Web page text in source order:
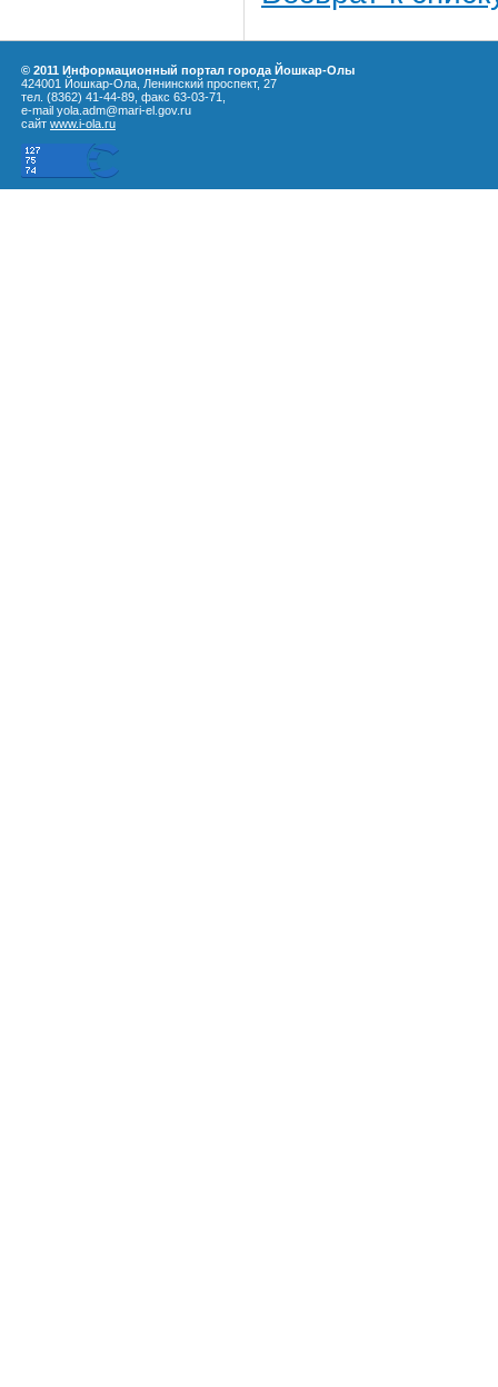
© 2011 Информационный портал города Йошкар-Олы
424001 Йошкар-Ола, Ленинский проспект, 27
тел. (8362) 41-44-89, факс 63-03-71,
e-mail yola.adm@mari-el.gov.ru
сайт www.i-ola.ru